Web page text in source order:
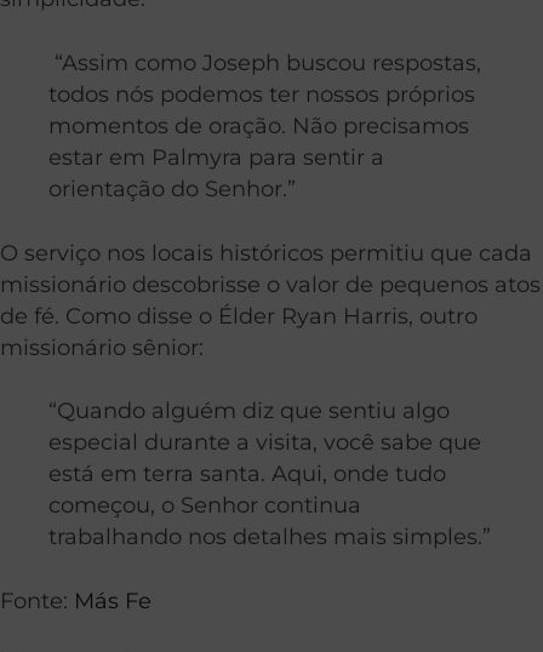
“Assim como Joseph buscou respostas,
todos nós podemos ter nossos próprios
momentos de oração. Não precisamos
estar em Palmyra para sentir a
orientação do Senhor.”
O serviço nos locais históricos permitiu que cada
missionário descobrisse o valor de pequenos atos
de fé. Como disse o Élder Ryan Harris, outro
missionário sênior:
“Quando alguém diz que sentiu algo
especial durante a visita, você sabe que
está em terra santa. Aqui, onde tudo
começou, o Senhor continua
trabalhando nos detalhes mais simples.”
Fonte: Más Fe